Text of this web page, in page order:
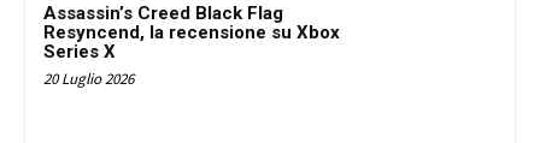
Assassin’s Creed Black Flag
Resyncend, la recensione su Xbox
Series X
20 Luglio 2026